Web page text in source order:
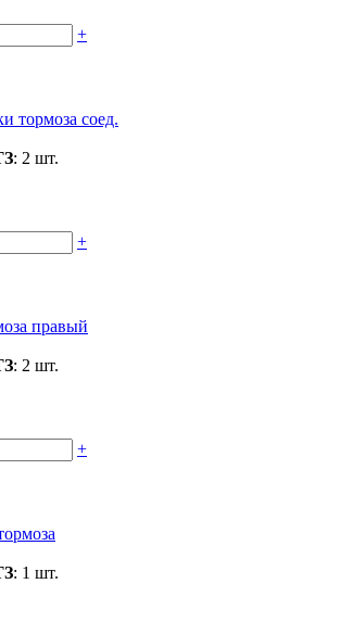
+
тормоза соед.
: 2 шт.
+
правый
: 2 шт.
+
: 1 шт.